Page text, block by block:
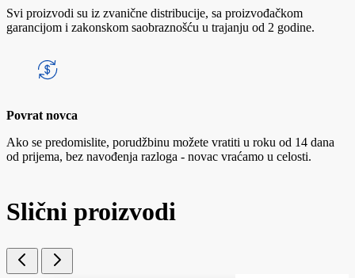
Svi proizvodi su iz zvanične distribucije, sa proizvođačkom
garancijom i zakonskom saobraznošću u trajanju od 2 godine.
Povrat novca
Ako se predomislite, porudžbinu možete vratiti u roku od 14 dana
od prijema, bez navođenja razloga - novac vraćamo u celosti.
Slični proizvodi